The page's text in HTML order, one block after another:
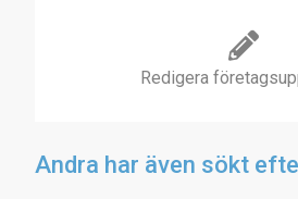
Redigera
Andra har även sökt